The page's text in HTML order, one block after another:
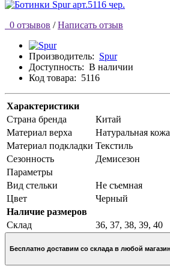
0 отзывов / Написать отзыв
Производитель: Spur
Доступность: В наличии
Код товара: 5116
Характеристики
Страна бренда
Китай
Материал верха
Натуральная кожа
Материал подкладки Текстиль
Сезонность
Демисезон
Параметры
Вид стельки
Не съемная
Цвет
Черный
Наличие размеров
Склад
36, 37, 38, 39, 40